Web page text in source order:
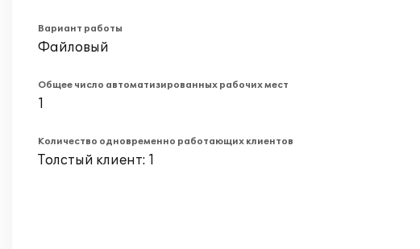
Вариант работы
Файловый
Общее число автоматизированных рабочих мест
1
Количество одновременно работающих клиентов
Толстый клиент: 1